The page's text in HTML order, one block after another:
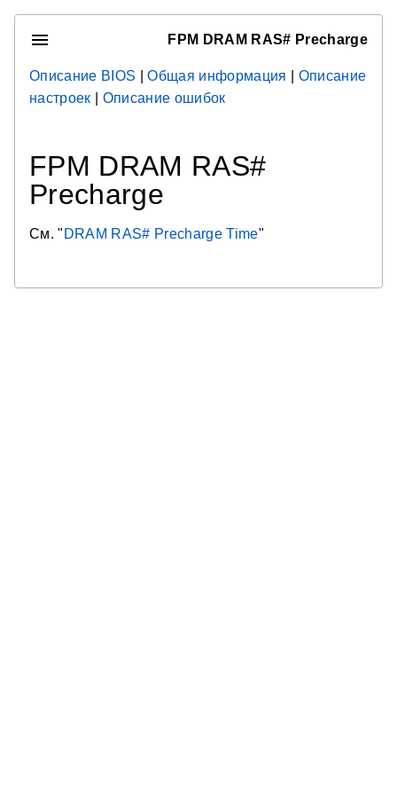
FPM DRAM RAS# Precharge
Описание BIOS |Общая информация
Описание
настроек
Описание ошибок
FPM DRAM RAS#
Precharge
См. " DRAM RAS# Precharge Time"